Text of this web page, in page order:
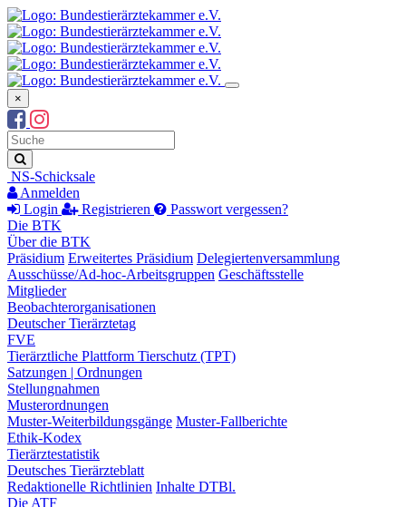
×
Suchbegriff
Suche
NS-Schicksale
Anmelden
Login
Registrieren
Passwort vergessen?
Die BTK
Über die BTK
Präsidium Erweitertes Präsidium Delegiertenversammlung
Ausschüsse/Ad-hoc-Arbeitsgruppen Geschäftsstelle
Mitglieder
Beobachterorganisationen
Deutscher Tierärztetag
FVE
Tierärztliche Plattform Tierschutz (TPT)
Satzungen | Ordnungen
Stellungnahmen
Musterordnungen
Muster-Weiterbildungsgänge Muster-Fallberichte
Ethik-Kodex
Tierärztestatistik
Deutsches Tierärzteblatt
Redaktionelle Richtlinien Inhalte DTBl.
Die ATF